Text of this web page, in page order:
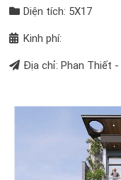
Diện tích: 5X17
Kinh phí:
Địa chỉ: Phan Thiết -